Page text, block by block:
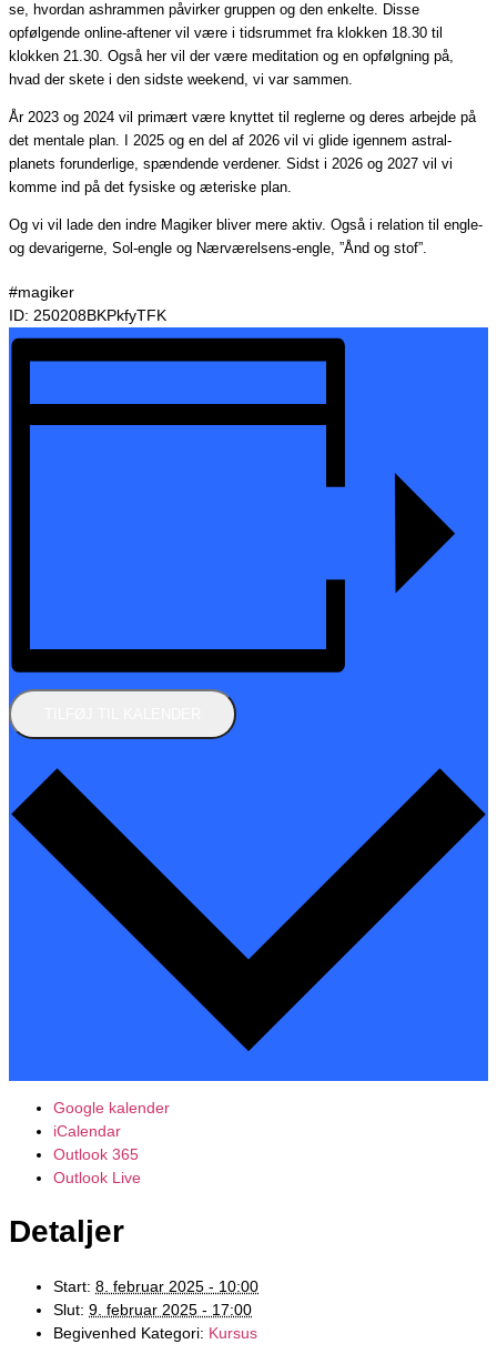
se, hvordan ashrammen påvirker gruppen og den enkelte. Disse
opfølgende online-aftener vil være i tidsrummet fra klokken 18.30 til
klokken 21.30. Også her vil der være meditation og en opfølgning på,
hvad der skete i den sidste weekend, vi var sammen.
År 2023 og 2024 vil primært være knyttet til reglerne og deres arbejde på
det mentale plan. I 2025 og en del af 2026 vil vi glide igennem astral-
planets forunderlige, spændende verdener. Sidst i 2026 og 2027 vil vi
komme ind på det fysiske og æteriske plan.
Og vi vil lade den indre Magiker bliver mere aktiv. Også i relation til engle-
og devarigerne, Sol-engle og Nærværelsens-engle, ”Ånd og stof”.
#magiker
ID: 250208BKPkfyTFK
Google kalender
iCalendar
Outlook 365
Outlook Live
Detaljer
Start: 8. februar 2025 - 10:00
Slut: 9. februar 2025 - 17:00
Begivenhed Kategori: Kursus